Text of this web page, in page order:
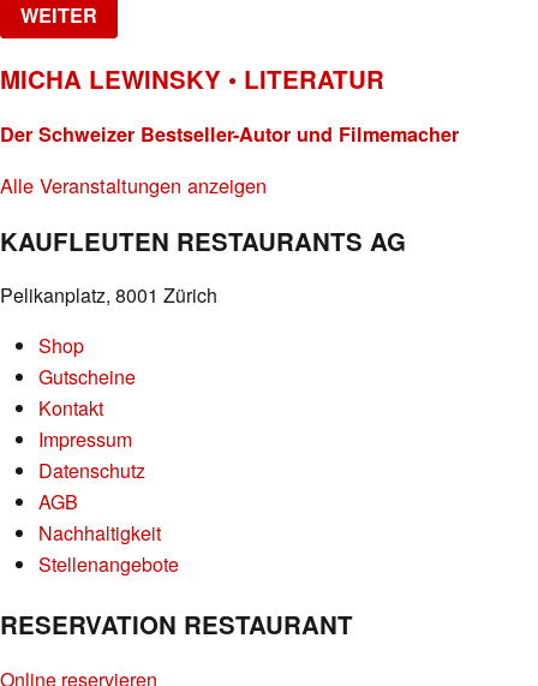
WEITER
MICHA LEWINSKY • LITERATUR
Der Schweizer Bestseller-Autor und Filmemacher
Alle Veranstaltungen anzeigen
KAUFLEUTEN RESTAURANTS AG
Pelikanplatz, 8001 Zürich
Shop
Gutscheine
Kontakt
Impressum
Datenschutz
AGB
Nachhaltigkeit
Stellenangebote
RESERVATION RESTAURANT
Online reservieren